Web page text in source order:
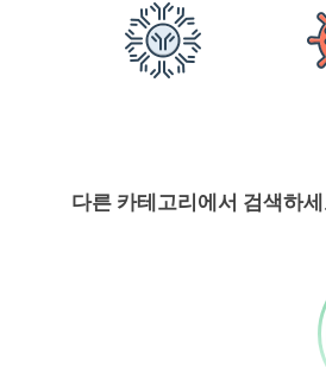
다른 카테고리에서 검색하